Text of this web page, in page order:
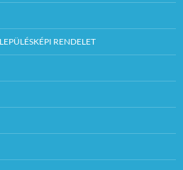
RENDELET